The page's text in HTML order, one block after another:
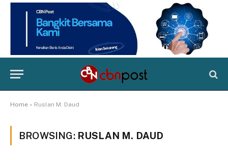
Home » Ruslan M. Daud
BROWSING: RUSLAN M. DAUD